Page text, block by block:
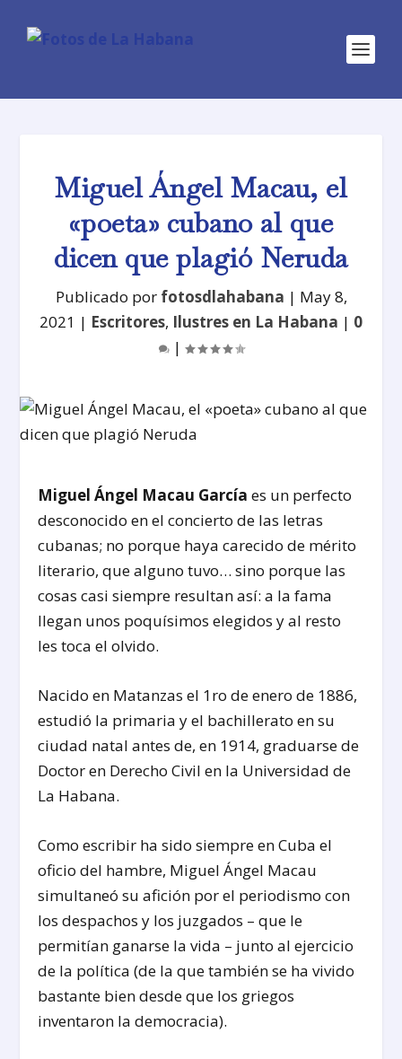
Miguel Ángel Macau, el
«poeta» cubano al que
dicen que plagió Neruda
Publicado por fotosdlahabana | May 8,
2021 | Escritores, Ilustres en La Habana | 0
|
Miguel Ángel Macau García es un perfecto
desconocido en el concierto de las letras
cubanas; no porque haya carecido de mérito
literario, que alguno tuvo… sino porque las
cosas casi siempre resultan así: a la fama
llegan unos poquísimos elegidos y al resto
les toca el olvido.
Nacido en Matanzas el 1ro de enero de 1886,
estudió la primaria y el bachillerato en su
ciudad natal antes de, en 1914, graduarse de
Doctor en Derecho Civil en la Universidad de
La Habana.
Como escribir ha sido siempre en Cuba el
oficio del hambre, Miguel Ángel Macau
simultaneó su afición por el periodismo con
los despachos y los juzgados – que le
permitían ganarse la vida – junto al ejercicio
de la política (de la que también se ha vivido
bastante bien desde que los griegos
inventaron la democracia).